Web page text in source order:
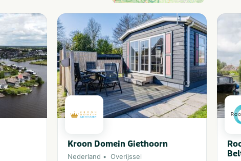
Kroon Domein Giethoorn
Nederland Overijssel